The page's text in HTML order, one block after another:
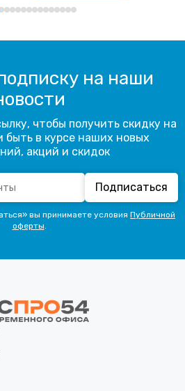
на наши
чтобы получить скидку на
быть в курсе наших новых
акций и скидок
Подписаться
вы принимаете условия Публичной
оферты.